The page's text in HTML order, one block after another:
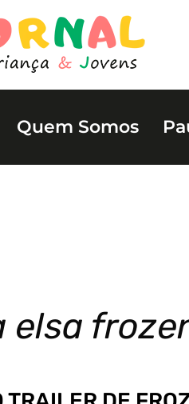
Quem Somos
elsa